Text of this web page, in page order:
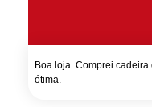
Boa loja. Comprei
ótima.